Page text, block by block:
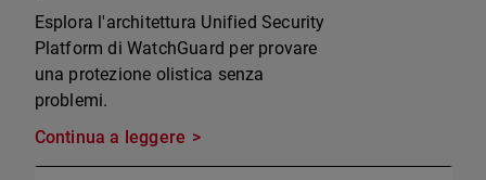
Esplora l'architettura Unified Security
Platform di WatchGuard per provare
una protezione olistica senza
problemi.
Continua a leggere